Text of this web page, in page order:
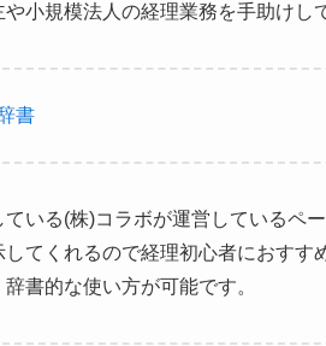
小規模法人の経理業務を手助けし
書
いる(株)コラボが運営しているペ
てくれるので経理初心者におす
書的な使い方が可能です。